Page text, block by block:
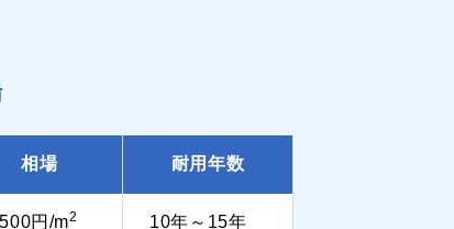
相場 耐用年数
円/m2 10年～15年